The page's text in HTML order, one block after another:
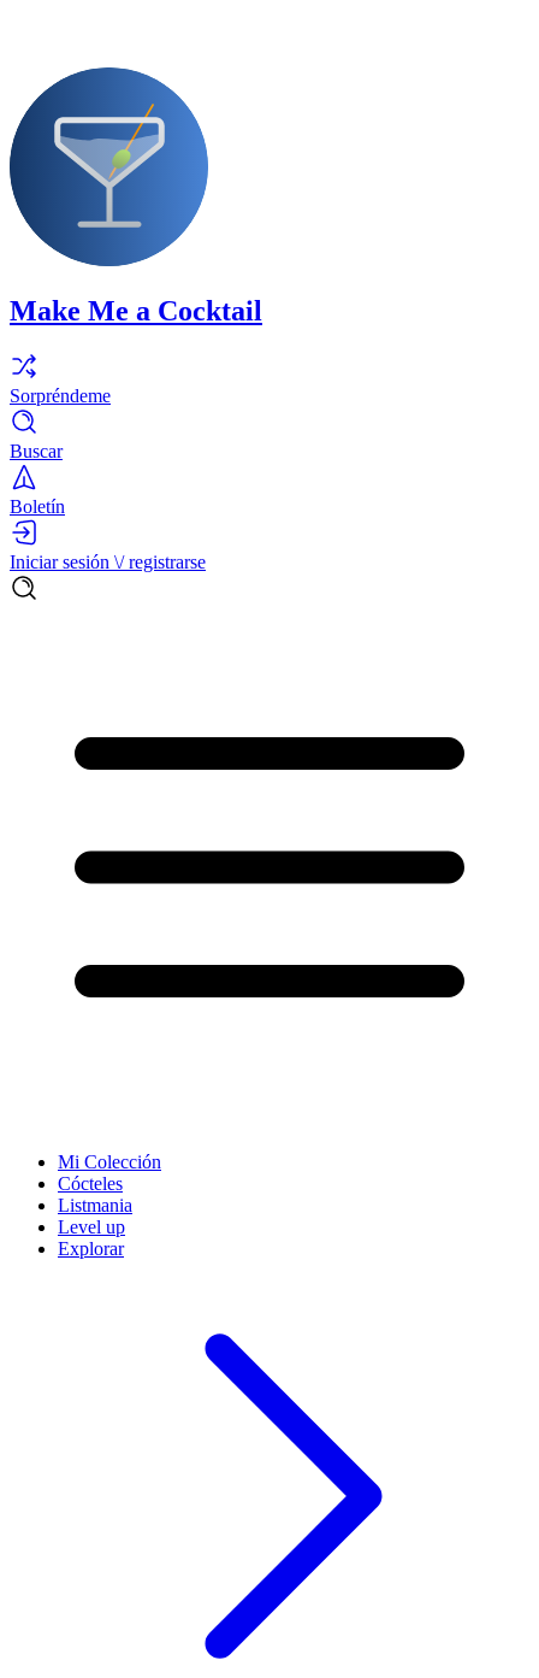
Make Me a Cocktail
Sorpréndeme
Buscar
Boletín
Iniciar sesión \/ registrarse
Mi Colección
Cócteles
Listmania
Level up
Explorar